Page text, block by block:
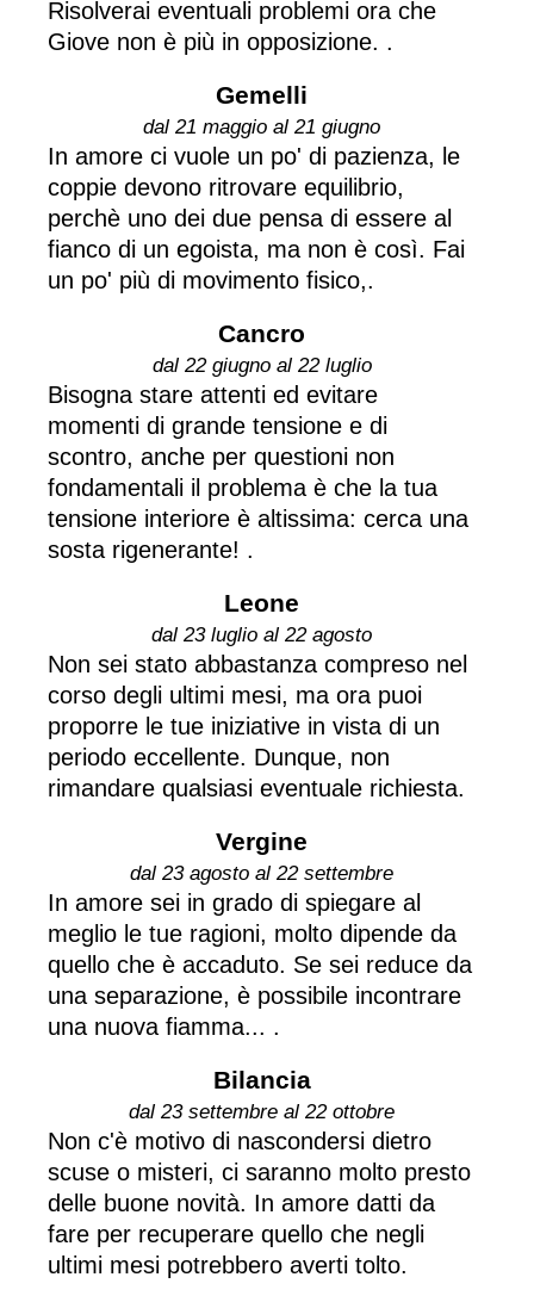
Risolverai eventuali problemi ora che
Giove non è più in opposizione. .
Gemelli
dal 21 maggio al 21 giugno
In amore ci vuole un po' di pazienza, le
coppie devono ritrovare equilibrio,
perchè uno dei due pensa di essere al
fianco di un egoista, ma non è così. Fai
un po' più di movimento fisico,.
Cancro
dal 22 giugno al 22 luglio
Bisogna stare attenti ed evitare
momenti di grande tensione e di
scontro, anche per questioni non
fondamentali il problema è che la tua
tensione interiore è altissima: cerca una
sosta rigenerante! .
Leone
dal 23 luglio al 22 agosto
Non sei stato abbastanza compreso nel
corso degli ultimi mesi, ma ora puoi
proporre le tue iniziative in vista di un
periodo eccellente. Dunque, non
rimandare qualsiasi eventuale richiesta.
Vergine
dal 23 agosto al 22 settembre
In amore sei in grado di spiegare al
meglio le tue ragioni, molto dipende da
quello che è accaduto. Se sei reduce da
una separazione, è possibile incontrare
una nuova fiamma... .
Bilancia
dal 23 settembre al 22 ottobre
Non c'è motivo di nascondersi dietro
scuse o misteri, ci saranno molto presto
delle buone novità. In amore datti da
fare per recuperare quello che negli
ultimi mesi potrebbero averti tolto.